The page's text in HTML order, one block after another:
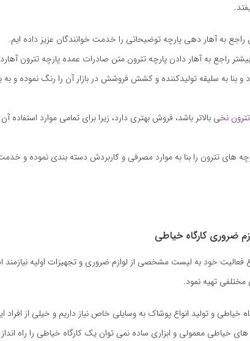
راجع به آهار دهی پارچه توضیحاتی را خدمت خوانندگان عزیز داده ایم.
راجع به آهار دادن پارچه تترون متن صادرات عمده پارچه تترون
بنا به سلیقه تولیدکننده و کشش فروشش در بازار آن را رنگ نموده و به
نخی بالاتر باشد، فروش بهتری دارد، زیرا برای تمامی موارد استفاده آن
های تترون را بنا به موارد مصرفی و کاربردش دسته بندی نموده و
ضروری کارگاه خیاطی
فعالیت خود به لیست مشخصی از لوازم ضروری و تجهیزات اولیه
مختلفی تهیه نمود.
خیاطی و تولید انواع پوشاک به وسایلی خاص نیاز داریم و خیلی از افراد
خیاطی معمولی و ابزاری ساده نمی توان یک کارگاه خیاطی را راه